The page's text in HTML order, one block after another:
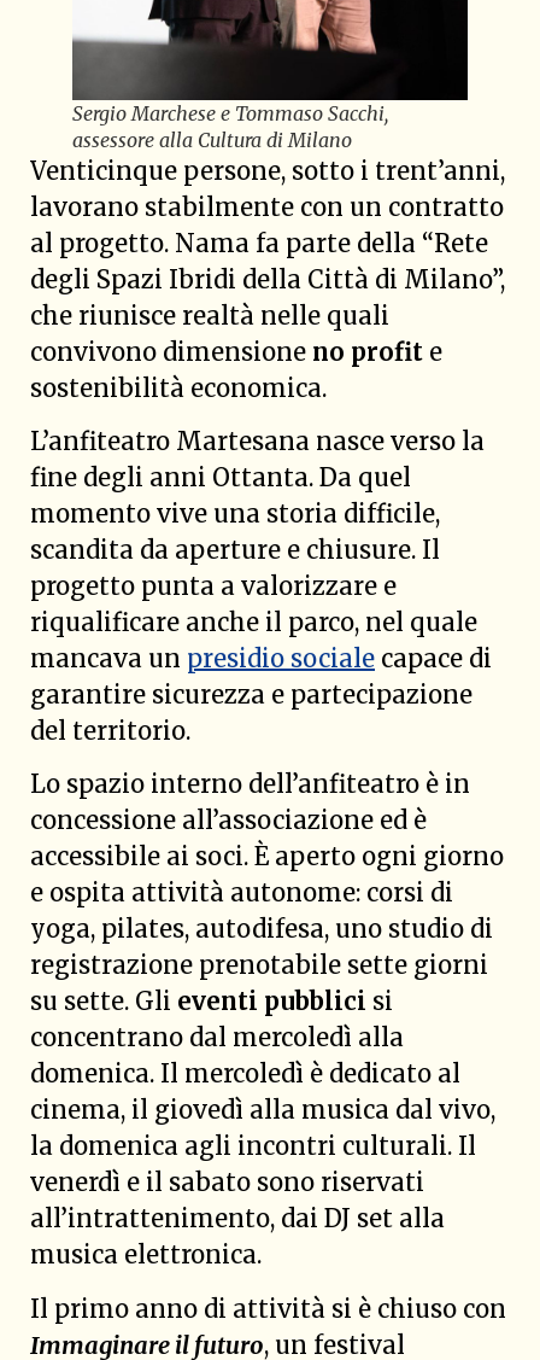
Sergio Marchese e Tommaso Sacchi,
assessore alla Cultura di Milano
Venticinque persone, sotto i trent’anni,
lavorano stabilmente con un contratto
al progetto. Nama fa parte della “Rete
degli Spazi Ibridi della Città di Milano”,
che riunisce realtà nelle quali
convivono dimensione no profit e
sostenibilità economica.
L’anfiteatro Martesana nasce verso la
fine degli anni Ottanta. Da quel
momento vive una storia difficile,
scandita da aperture e chiusure. Il
progetto punta a valorizzare e
riqualificare anche il parco, nel quale
mancava un presidio sociale capace di
garantire sicurezza e partecipazione
del territorio.
Lo spazio interno dell’anfiteatro è in
concessione all’associazione ed è
accessibile ai soci. È aperto ogni giorno
e ospita attività autonome: corsi di
yoga, pilates, autodifesa, uno studio di
registrazione prenotabile sette giorni
su sette. Gli eventi pubblici si
concentrano dal mercoledì alla
domenica. Il mercoledì è dedicato al
cinema, il giovedì alla musica dal vivo,
la domenica agli incontri culturali. Il
venerdì e il sabato sono riservati
all’intrattenimento, dai DJ set alla
musica elettronica.
Il primo anno di attività si è chiuso con
Immaginare il futuro, un festival